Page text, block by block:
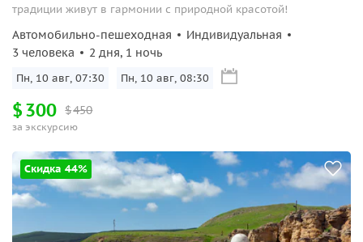
традиции живут в гармонии с природной красотой!
Автомобильно-пешеходная
Индивидуальная
3 человека
2 дня, 1 ночь
Пн, 10 авг, 07:30 Пн, 10 авг, 08:30
$450
$300
за экскурсию
Скидка 44%